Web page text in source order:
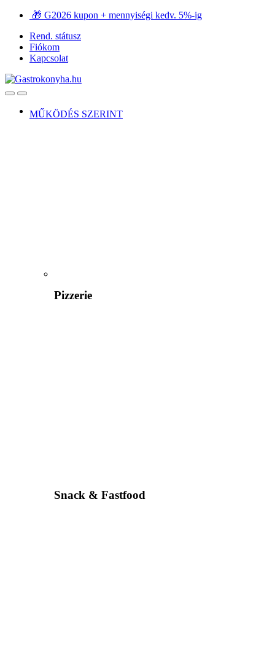
Ugrás
navigációhoz
Ugrás
tartalomra
🎁 G2026 kupon + mennyiségi kedv. 5%-ig
Rend. státusz
Fiókom
Kapcsolat
OpenClose
MŰKÖDÉS SZERINT
Pizzerie
Snack & Fastfood